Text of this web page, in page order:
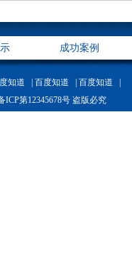
成功案例
知道 | 百度知道 |
百度知道 |
第12345678号 盗版必究